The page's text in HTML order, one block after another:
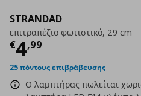
STRANDAD
επιτραπέζιο φωτιστικό, 29 cm
€4,99
Τρέχουσα
25 πόντους επιβράβευσης
Ο λαμπτήρας πωλείται